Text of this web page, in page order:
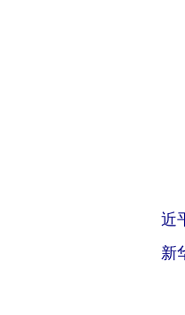
7
近
新